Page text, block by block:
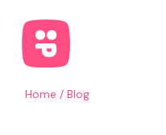
Home / Blog